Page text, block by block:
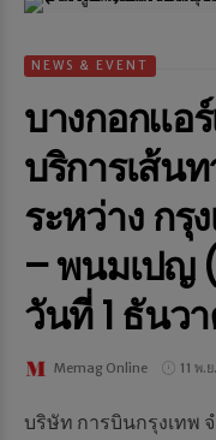
NEWS & EVENT
บางกอกแอ
บริการเส้น
ระหว่าง ก
– พนมเปญ
วันที่ 1 ธันว
Memag Online 11 พ.
บริษัท การบินกรุงเทพ